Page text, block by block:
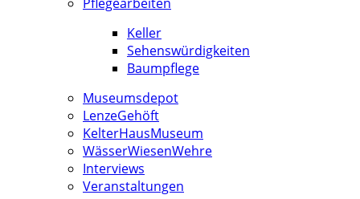
Keller
Sehenswürdigkeiten
Baumpflege
Museumsdepot
LenzeGehöft
KelterHausMuseum
WässerWiesenWehre
Interviews
Veranstaltungen